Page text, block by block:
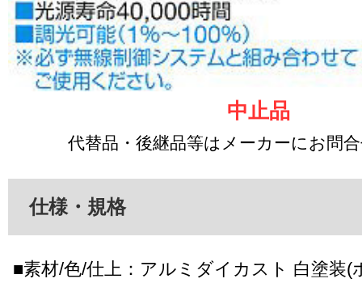
中止品
代替品・後継品等はメーカーにお問
仕様・規格
■素材/色/仕上：アルミダイカスト 白塗装(